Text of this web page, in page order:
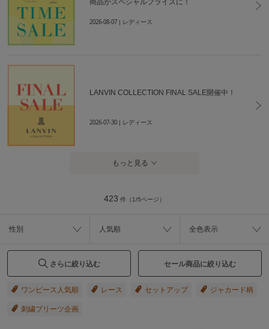
商品がスペシャルプライスに！
2026-08-07 | レディース
LANVIN COLLECTION FINAL SALE開催中！
2026-07-30 | レディース
もっと見る
423 件（1/5ページ）
性別 人気順 全色表示
さらに絞り込む セール商品に絞り込む
ワンピース人気順 レース セットアップ ジャカード柄
刺繍プリーツ企画